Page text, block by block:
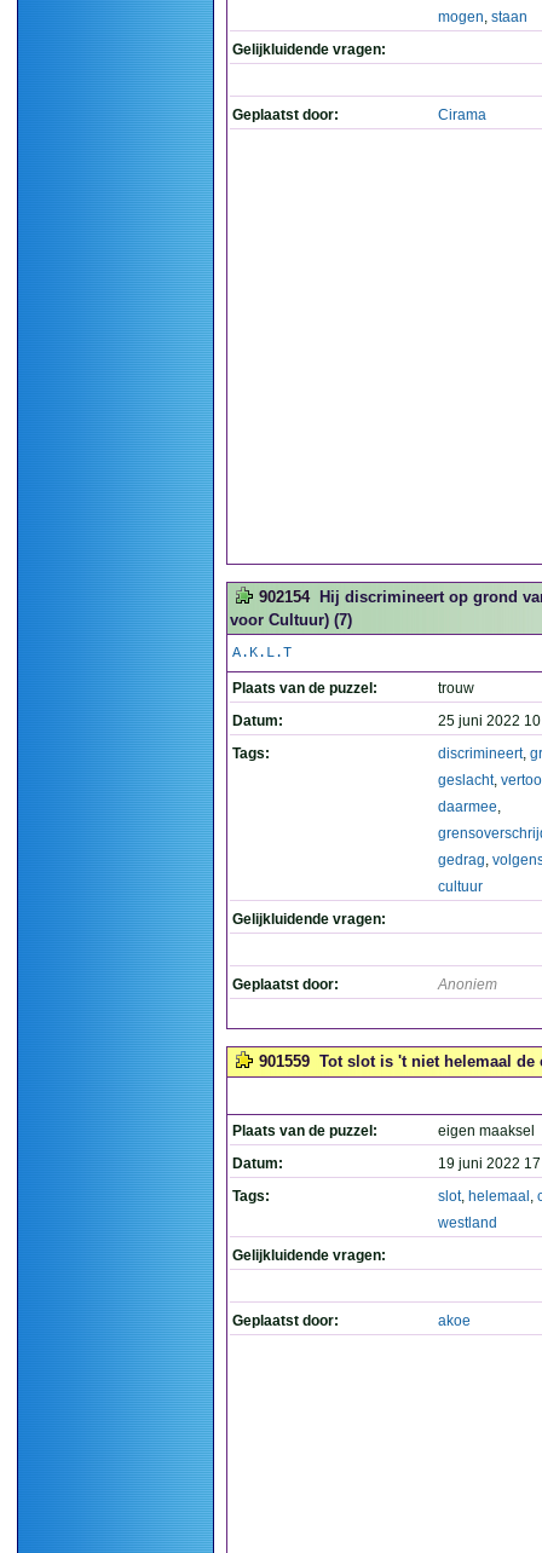
mogen, staan
Gelijkluidende vragen:
Geplaatst door: Cirama
902154
Hij discrimineert op grond
voor Cultuur) (7)
A.K.L.T
Plaats van de puzzel:
trouw
Datum:
25 juni 2022
Tags:
discrimineert,
geslacht,
daarmee,
gedrag,
cultuur
Gelijkluidende vragen:
Geplaatst door: Anoniem
901559 Tot slot is 't niet helemaal de
Plaats van de puzzel:
eigen maaksel
Datum:
19 juni 2022
Tags:
slot, helemaal ,
westland
Gelijkluidende vragen:
Geplaatst door: akoe